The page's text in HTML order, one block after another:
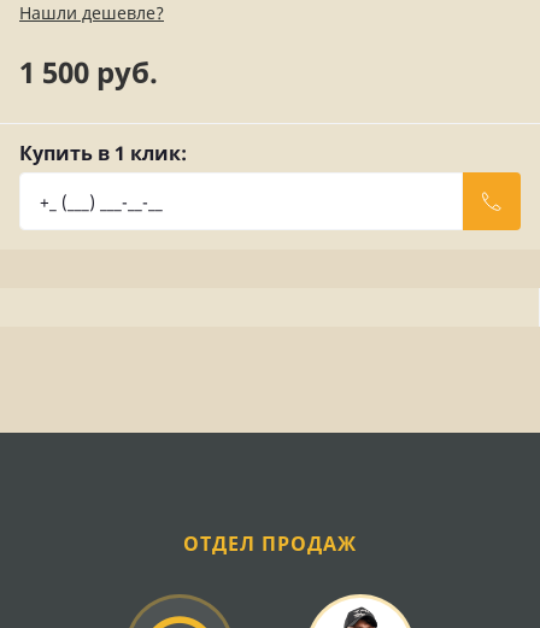
Нашли дешевле?
1 500 руб.
Купить в 1 клик:
ОТДЕЛ ПРОДАЖ